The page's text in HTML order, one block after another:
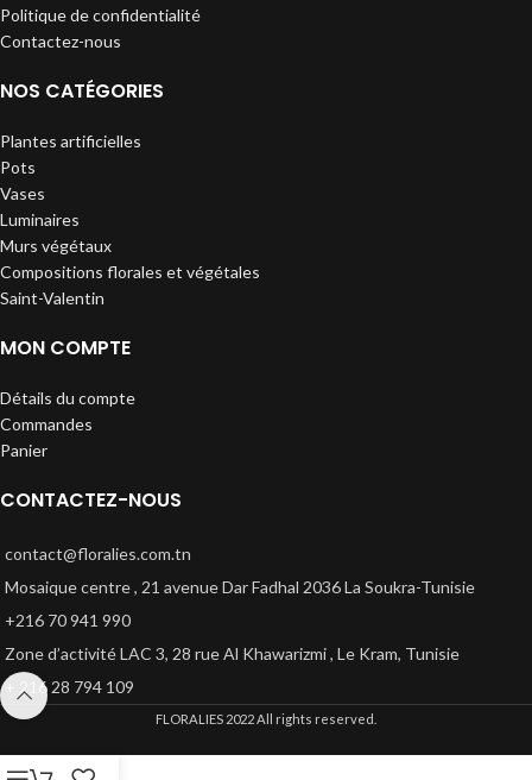
Politique de confidentialité
Contactez-nous
NOS CATÉGORIES
Plantes artificielles
Pots
Vases
Luminaires
Murs végétaux
Compositions florales et végétales
Saint-Valentin
MON COMPTE
Détails du compte
Commandes
Panier
CONTACTEZ-NOUS
contact@floralies.com.tn
Mosaique centre , 21 avenue Dar Fadhal 2036 La Soukra-Tunisie
+216 70 941 990
Zone d’activité LAC 3, 28 rue Al Khawarizmi , Le Kram, Tunisie
+ 216 28 794 109
FLORALIES 2022 All rights reserved.